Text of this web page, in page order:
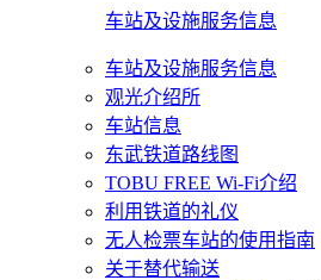
车站及设施服务信息
车站及设施服务信息
观光介绍所
车站信息
东武铁道路线图
TOBU FREE Wi-Fi介绍
利用铁道的礼仪
无人检票车站的使用指南
关于替代输送